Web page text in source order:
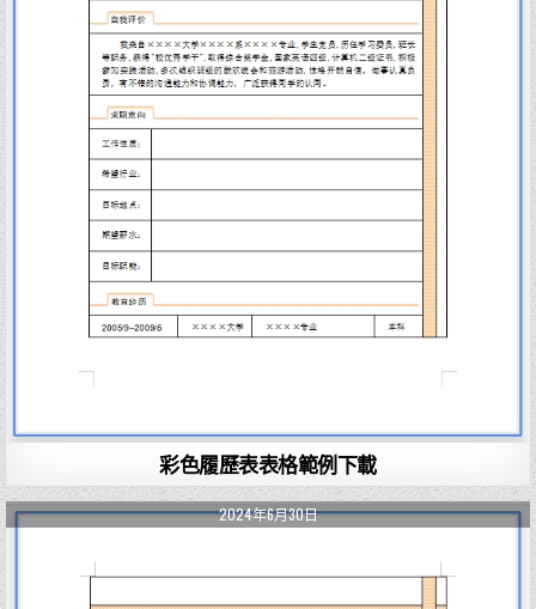
彩色履歷表表格範例下載
2024年6月30日